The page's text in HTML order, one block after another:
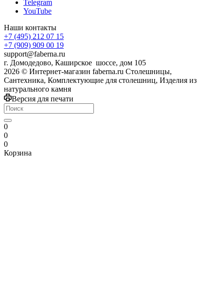
Telegram
YouTube
Наши контакты
+7 (495) 212 07 15
+7 (909) 909 00 19
support@faberna.ru
г. Домодедово, Каширское шоссе, дом 105
2026 © Интернет-магазин faberna.ru Столешницы,
Сантехника, Комплектующие для столешниц, Изделия из
натурального камня
Версия для печати
0
0
0
Корзина